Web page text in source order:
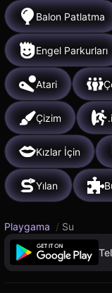
Balon Patlatma
Engel Parkurları
Atari
Çizim
Kızlar İçin
Yılan
Playgama / Su